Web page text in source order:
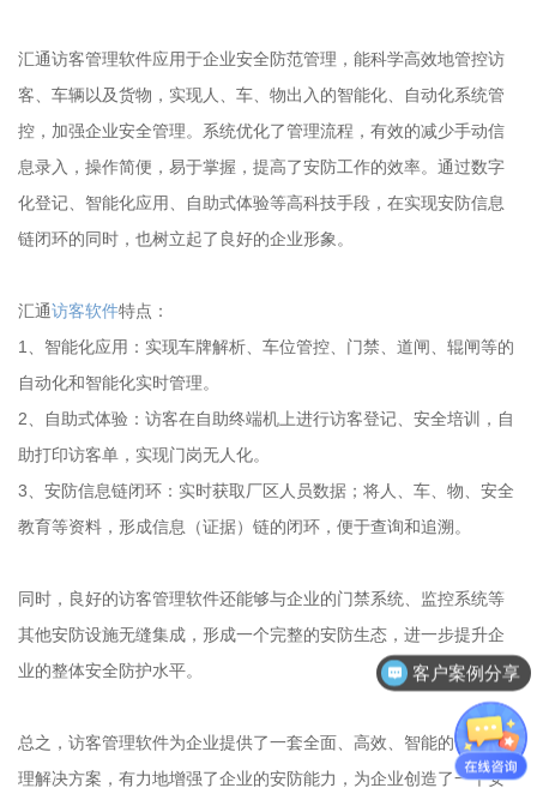
汇通访客管理软件应用于企业安全防范管理，能科学高效地管控访
客、车辆以及货物，实现人、车、物出入的智能化、自动化系统管
控，加强企业安全管理。系统优化了管理流程，有效的减少手动信
息录入，操作简便，易于掌握，提高了安防工作的效率。通过数字
化登记、智能化应用、自助式体验等高科技手段，在实现安防信息
链闭环的同时，也树立起了良好的企业形象。
汇通访客软件特点：
1、智能化应用：实现车牌解析、车位管控、门禁、道闸、辊闸等的
自动化和智能化实时管理。
2、自助式体验：访客在自助终端机上进行访客登记、安全培训，自
助打印访客单，实现门岗无人化。
3、安防信息链闭环：实时获取厂区人员数据；将人、车、物、安全
教育等资料，形成信息（证据）链的闭环，便于查询和追溯。
同时，良好的访客管理软件还能够与企业的门禁系统、监控系统等
其他安防设施无缝集成，形成一个完整的安防生态，进一步提升企
业的整体安全防护水平。
总之，访客管理软件为企业提供了一套全面、高效、智能的访客管
理解决方案，有力地增强了企业的安防能力，为企业创造了一个安
客户案例分享